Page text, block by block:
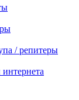
/ репитеры